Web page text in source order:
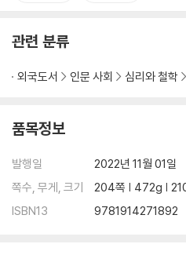
관련 분류
외국도서 인문 사회 심리와 철학
품목정보
발행일
2022년 11월 01일
쪽수, 무게, 크기
204쪽 | 472g |
ISBN13
9781914271892